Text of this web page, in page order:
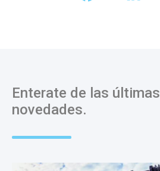
Enterate de las últimas
novedades.